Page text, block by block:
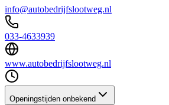
info@autobedrijfslootweg.nl
033-4633939
www.autobedrijfslootweg.nl
Openingstijden onbekend